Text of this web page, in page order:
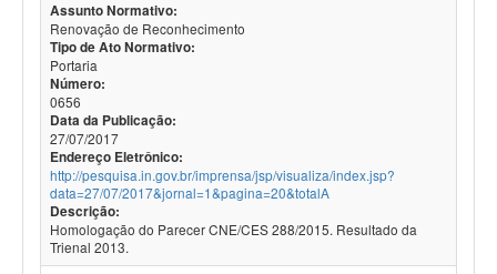
Assunto Normativo:
Renovação de Reconhecimento
Tipo de Ato Normativo:
Portaria
Número:
0656
Data da Publicação:
27/07/2017
Endereço Eletrônico:
http://pesquisa.in.gov.br/imprensa/jsp/visualiza/index.jsp?
data=27/07/2017&jornal=1&pagina=20&totalA
Descrição:
Homologação do Parecer CNE/CES 288/2015. Resultado da
Trienal 2013.